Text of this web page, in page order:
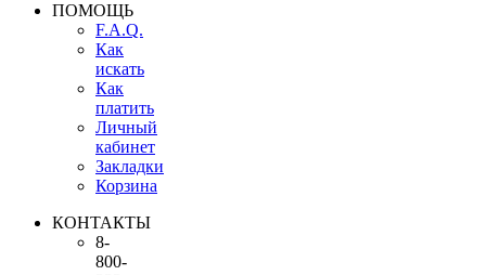
ПОМОЩЬ
F.A.Q.
Как
искать
Как
платить
Личный
кабинет
Закладки
Корзина
КОНТАКТЫ
8-
800-